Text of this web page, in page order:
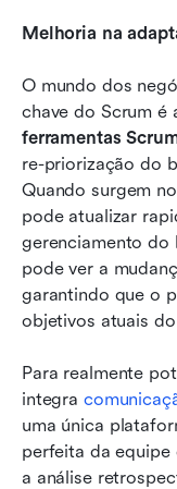
Melhoria na
O mundo dos
ferramentas
re-priorização do
Quando surgem
pode atualizar
gerenciamento do
pode ver a
garantindo que o
objetivos atuais
Para realmente
integra
uma única
perfeita da equipe
a análise